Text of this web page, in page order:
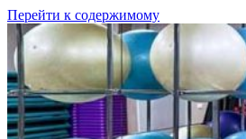
Перейти к содержимому